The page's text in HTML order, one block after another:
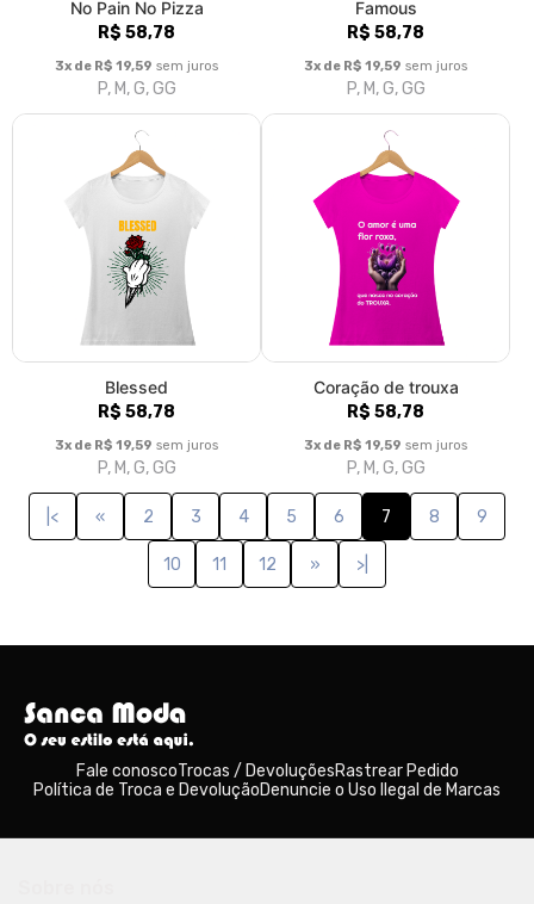
No Pain No Pizza
R$ 58,78
3x de R$ 19,59 sem juros
P, M, G, GG
Famous
R$ 58,78
3x de R$ 19,59 sem juros
P, M, G, GG
Blessed
R$ 58,78
3x de R$ 19,59 sem juros
P, M, G, GG
Coração de trouxa
R$ 58,78
3x de R$ 19,59 sem juros
P, M, G, GG
|< « 2 3 4 5 6 7 8 9
10 11 12 » >|
Fale conoscoTrocas / DevoluçõesRastrear Pedido
Política de Troca e DevoluçãoDenuncie o Uso Ilegal de Marcas